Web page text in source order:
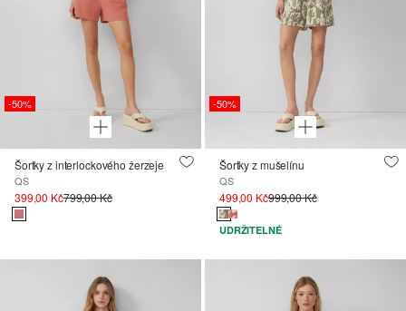
-50%
Šortky z interlockového žerzeje
QS
399,00 Kč799,00 Kč
-50%
Šortky z mušelínu
QS
499,00 Kč999,00 Kč
UDRŽITELNÉ